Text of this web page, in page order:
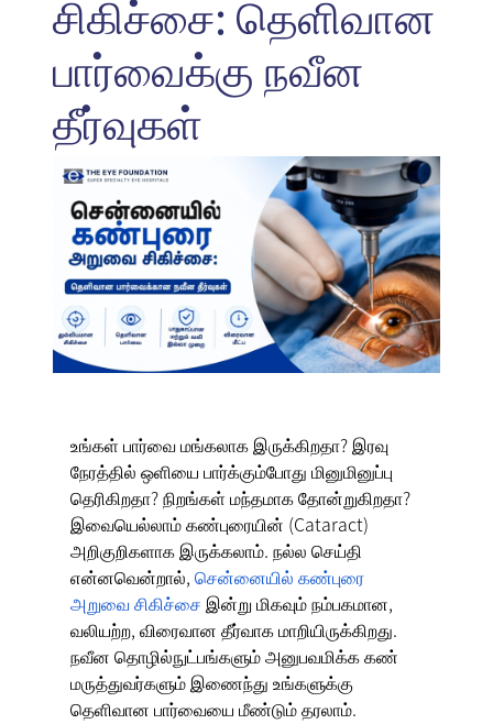
சிகிச்சை: தெளிவான
பார்வைக்கு நவீன
தீர்வுகள்
உங்கள் பார்வை மங்கலாக இருக்கிறதா? இரவு
நேரத்தில் ஒளியை பார்க்கும்போது மினுமினுப்பு
தெரிகிறதா? நிறங்கள் மந்தமாக தோன்றுகிறதா?
இவையெல்லாம் கண்புரையின் (Cataract)
அறிகுறிகளாக இருக்கலாம். நல்ல செய்தி
என்னவென்றால், சென்னையில் கண்புரை
அறுவை சிகிச்சை இன்று மிகவும் நம்பகமான,
வலியற்ற, விரைவான தீர்வாக மாறியிருக்கிறது.
நவீன தொழில்நுட்பங்களும் அனுபவமிக்க கண்
மருத்துவர்களும் இணைந்து உங்களுக்கு
தெளிவான பார்வையை மீண்டும் தரலாம்.